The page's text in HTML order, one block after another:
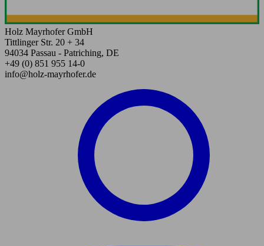
Holz Mayrhofer GmbH
Tittlinger Str. 20 + 34
94034 Passau - Patriching, DE
+49 (0) 851 955 14-0
info@holz-mayrhofer.de